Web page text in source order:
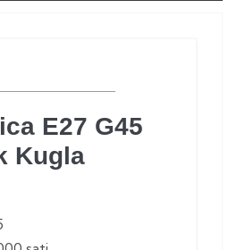
E27 G45
Kugla